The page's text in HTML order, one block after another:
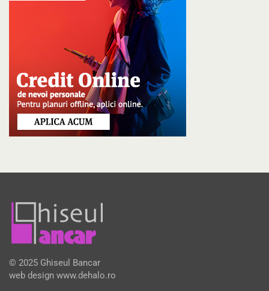
© 2025 Ghiseul Bancar
web design www.dehalo.ro